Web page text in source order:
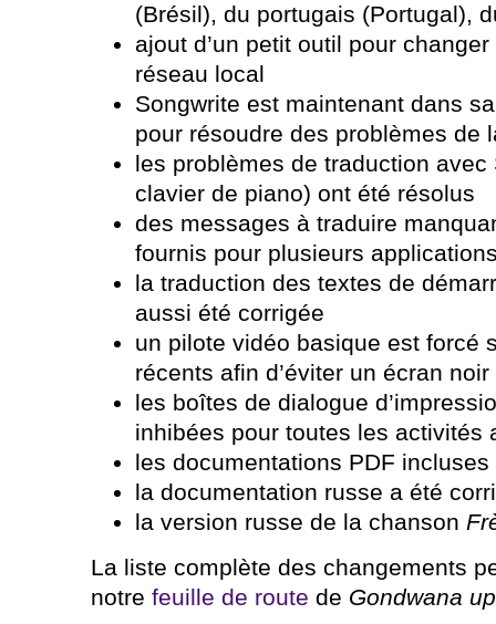
(Brésil), du portugais (Portugal),
ajout d’un petit outil pour
réseau local
Songwrite est maintenant dans
pour résoudre des problèmes de
les problèmes de traduction
clavier de piano) ont été résolus
des messages à traduire
fournis pour plusieurs
la traduction des textes de
aussi été corrigée
un pilote vidéo basique est forcé
récents afin d’éviter un écran noir
les boîtes de dialogue
inhibées pour toutes les activités
les documentations PDF
la documentation russe a été
la version russe de la chanson
La liste complète des changements
notre feuille de route de Gondwana